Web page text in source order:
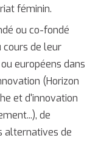
féminin.
ou co-fondé
cours de leur
européens dans
(Horizon
et d'innovation
de
alternatives de